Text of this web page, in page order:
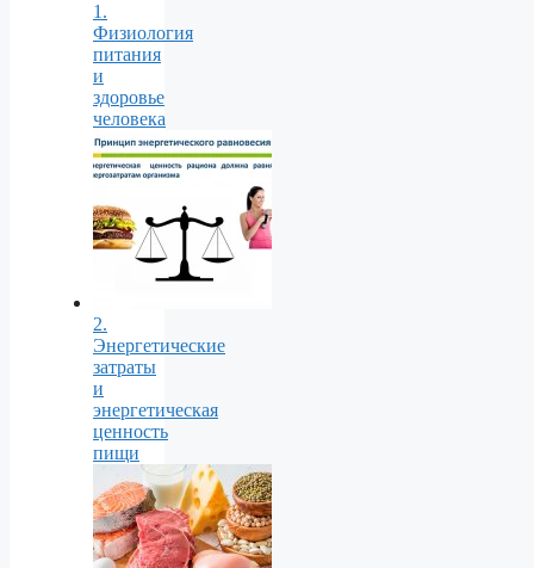
1.
Физиология
питания
и
здоровье
человека
2.
Энергетические
затраты
и
энергетическая
ценность
пищи